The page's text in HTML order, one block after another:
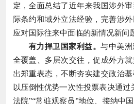
定，全面总结了近年来我国涉外
际条约和域外立法经验，完善涉
应对国际往来中面临的新情况新问
有力捍卫国家利益。与中美
全覆盖、多层次交往，促成外方
出郑重表态，不断夯实建交政治
以压倒性优势一次性投票表决通过
法院”“常驻观察员”地位、接纳中